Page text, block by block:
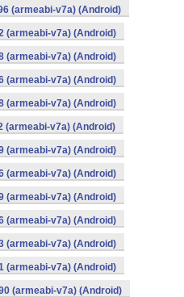
(armeabi-v7a) (Android)
(armeabi-v7a) (Android)
(armeabi-v7a) (Android)
(armeabi-v7a) (Android)
(armeabi-v7a) (Android)
(armeabi-v7a) (Android)
(armeabi-v7a) (Android)
(armeabi-v7a) (Android)
(armeabi-v7a) (Android)
(armeabi-v7a) (Android)
(armeabi-v7a) (Android)
(armeabi-v7a) (Android)
(armeabi-v7a) (Android)